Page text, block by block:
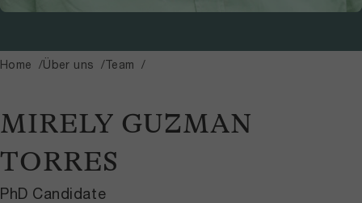
Home Über uns Team
MIRELY GUZMAN
TORRES
PhD Candidate